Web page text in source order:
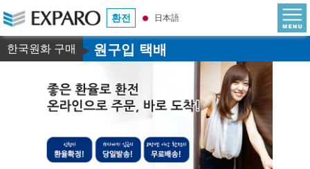
환전 日本語
한국원화 구매 ▶원구입 택배